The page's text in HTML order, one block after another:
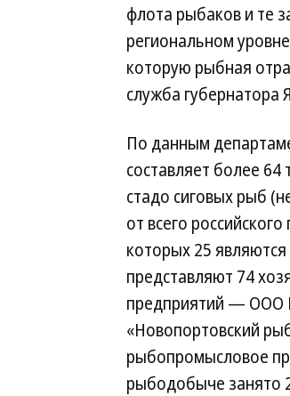
флота рыбаков и те
региональном
которую рыбная
служба
По данным
составляет более
стадо сиговых рыб
от всего
которых 25
представляют 74
предприятий — ООО
«Новопортовский
рыбопромысловое
рыбодобыче занято